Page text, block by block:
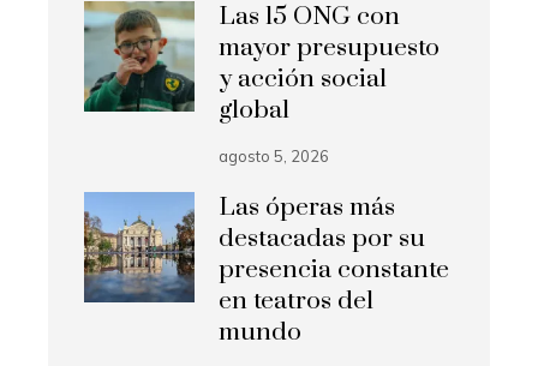
Las 15 ONG con
mayor presupuesto
y acción social
global
agosto 5, 2026
Las óperas más
destacadas por su
presencia constante
en teatros del
mundo